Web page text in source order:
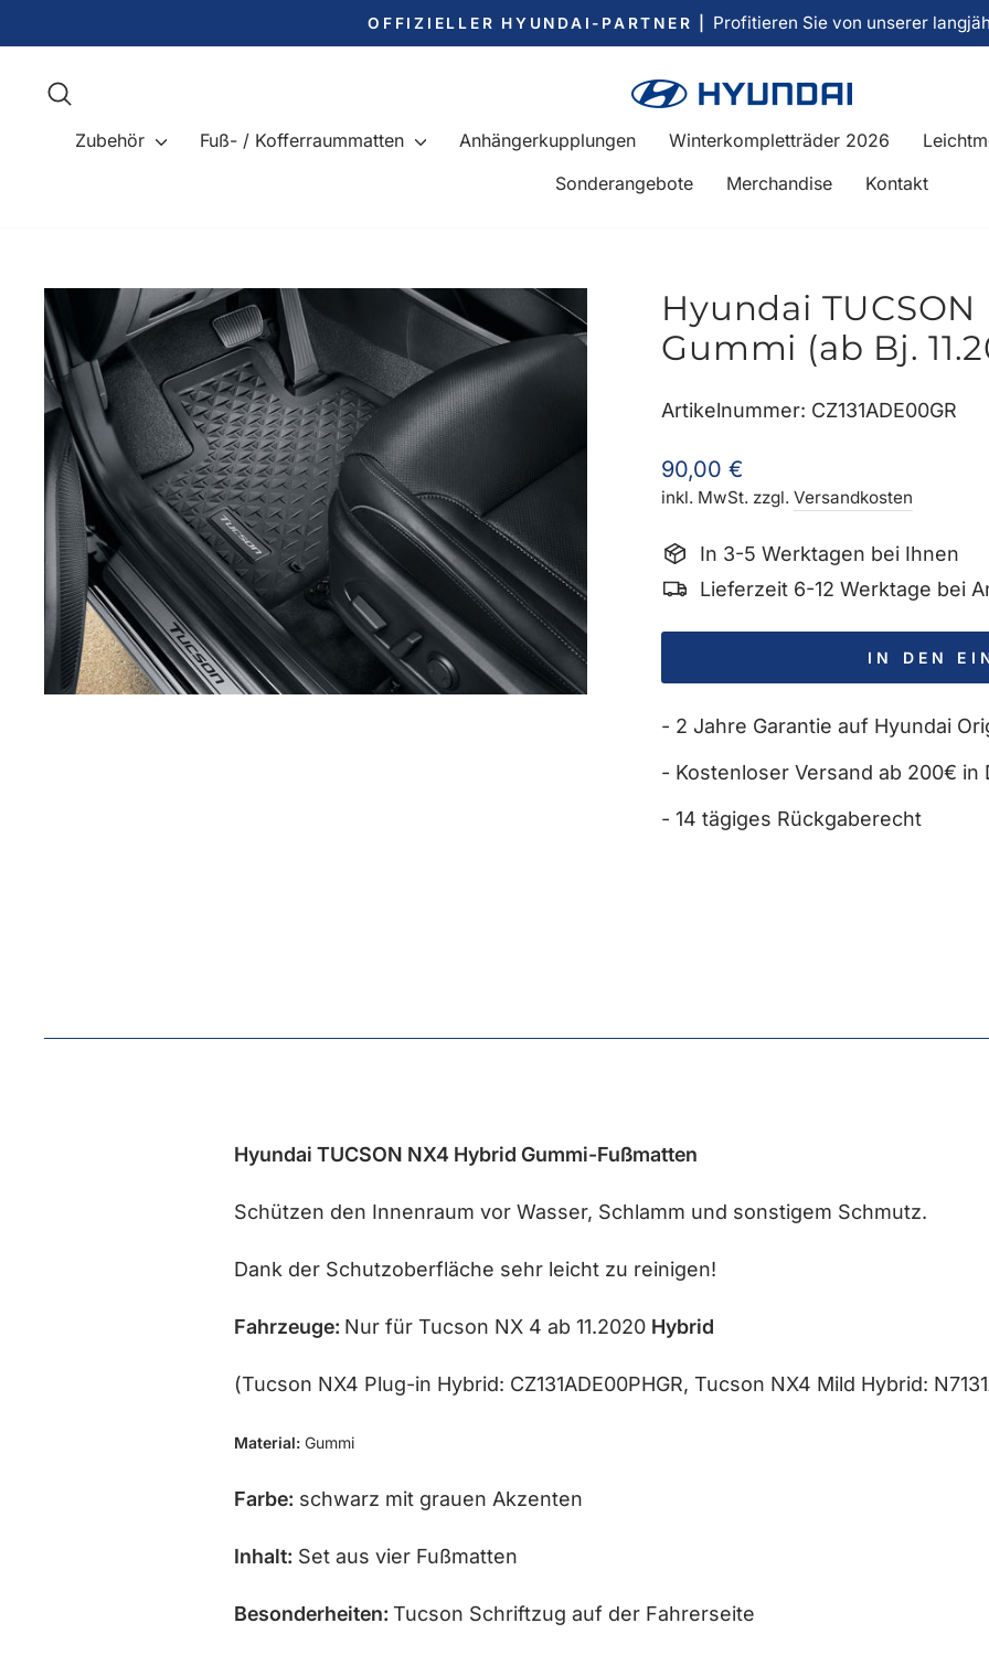
zum
Pause
Diashow
OFFIZIELLER HYUNDAI-PARTNER | Profitieren Sie von unserer
Zubehör Fuß- / Kofferraummatten Anhängerkupplungen Winterkompletträder 2026
Sonderangebote
Merchandise Kontakt
Hyundai
Gummi (ab Bj.
Artikelnummer: CZ131ADE00GR
Normaler
Preis
90,00 €
inkl. MwSt. zzgl.Versandkosten
In 3-5 Werktagen bei Ihnen
Lieferzeit 6-12 Werktage bei
IN DEN
- 2 Jahre Garantie auf Hyundai
- Kostenloser Versand ab 200€
- 14 tägiges Rückgaberecht
Hyundai TUCSON NX4 Hybrid Gummi-Fußmatten
Schützen den Innenraum vor Wasser, Schlamm und sonstigem Schmutz.
Dank der Schutzoberfläche sehr leicht zu reinigen!
Fahrzeuge: Nur für Tucson NX 4 ab 11.2020 Hybrid
(Tucson NX4 Plug-in Hybrid: CZ131ADE00PHGR, Tucson NX4 Mild Hybrid:
Material: Gummi
Farbe: schwarz mit grauen Akzenten
Inhalt: Set aus vier Fußmatten
Besonderheiten: Tucson Schriftzug auf der Fahrerseite